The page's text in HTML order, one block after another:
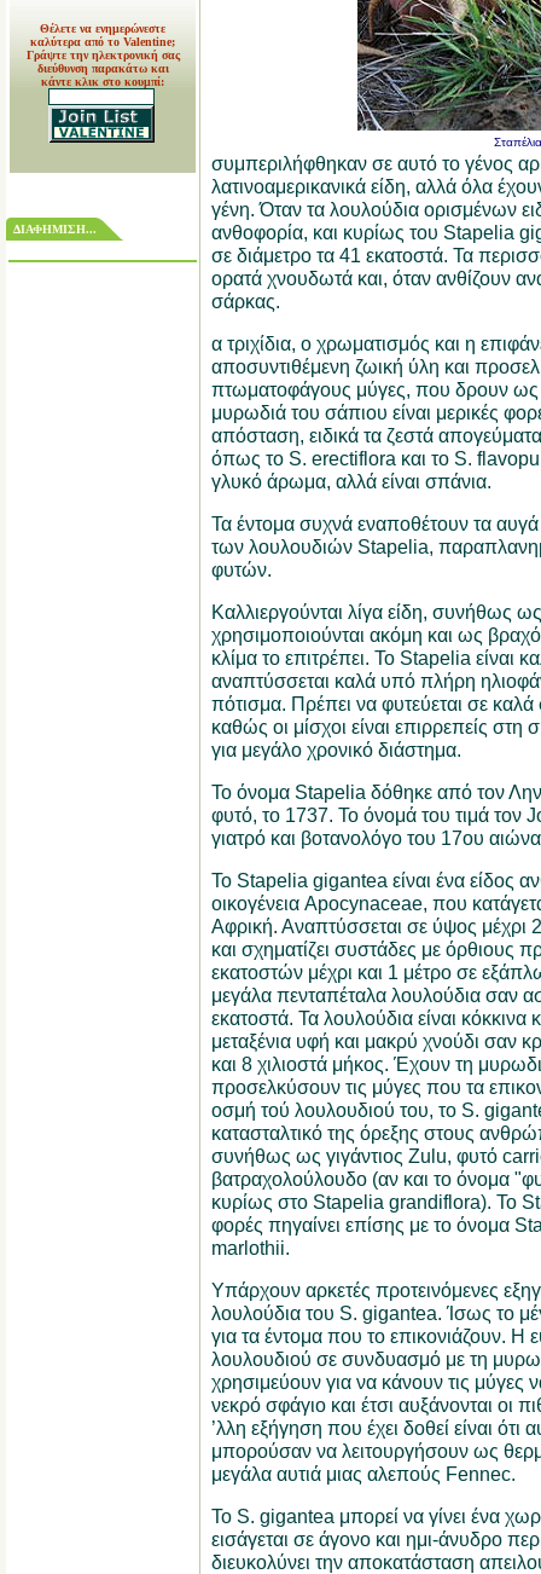
Θέλετε να ενημερώνεστε
καλύτερα από το Valentine;
Γράψτε την ηλεκτρονική σας
διεύθυνση παρακάτω και
κάντε κλικ στο κουμπί:
ΔΙΑΦΗΜΙΣΗ...
συμπεριλήφθηκαν σε αυτό το γένος
λατινοαμερικανικά είδη, αλλά όλα
γένη. Όταν τα λουλούδια ορισμένων
ανθοφορία, και κυρίως του Stapelia
σε διάμετρο τα 41 εκατοστά. Τα
ορατά χνουδωτά και, όταν ανθίζουν
σάρκας.
α τριχίδια, ο χρωματισμός και η
αποσυντιθέμενη ζωική ύλη και
πτωματοφάγους μύγες, που δρουν ως
μυρωδιά του σάπιου είναι μερικές
απόσταση, ειδικά τα ζεστά
όπως το S. erectiflora και το S.
γλυκό άρωμα, αλλά είναι σπάνια.
Τα έντομα συχνά εναποθέτουν τα
των λουλουδιών Stapelia,
φυτών.
Καλλιεργούνται λίγα είδη, συνήθως
χρησιμοποιούνται ακόμη και ως
κλίμα το επιτρέπει. Το Stapelia είναι
αναπτύσσεται καλά υπό πλήρη
πότισμα. Πρέπει να φυτεύεται σε
καθώς οι μίσχοι είναι επιρρεπείς
για μεγάλο χρονικό διάστημα.
Το όνομα Stapelia δόθηκε από τον
φυτό, το 1737. Το όνομά του τιμά τον
γιατρό και βοτανολόγο του 17ου
Το Stapelia gigantea είναι ένα είδος
οικογένεια Apocynaceae, που
Αφρική. Αναπτύσσεται σε ύψος μέχρι
και σχηματίζει συστάδες με όρθιους
εκατοστών μέχρι και 1 μέτρο σε
μεγάλα πενταπέταλα λουλούδια σαν
εκατοστά. Τα λουλούδια είναι κόκκινα
μεταξένια υφή και μακρύ χνούδι σαν
και 8 χιλιοστά μήκος. Έχουν τη
προσελκύσουν τις μύγες που τα
οσμή τού λουλουδιού του, το S.
κατασταλτικό της όρεξης στους
συνήθως ως γιγάντιος Zulu, φυτό
βατραχολούλουδο (αν και το όνομα
κυρίως στο Stapelia grandiflora). Το
φορές πηγαίνει επίσης με το όνομα
marlothii.
Υπάρχουν αρκετές προτεινόμενες
λουλούδια του S. gigantea. Ίσως το
για τα έντομα που το επικονιάζουν. Η
λουλουδιού σε συνδυασμό με τη
χρησιμεύουν για να κάνουν τις μύγες
νεκρό σφάγιο και έτσι αυξάνονται οι
’λλη εξήγηση που έχει δοθεί είναι
μπορούσαν να λειτουργήσουν ως
μεγάλα αυτιά μιας αλεπούς Fennec.
Το S. gigantea μπορεί να γίνει ένα
εισάγεται σε άγονο και ημι-άνυδρο
διευκολύνει την αποκατάσταση